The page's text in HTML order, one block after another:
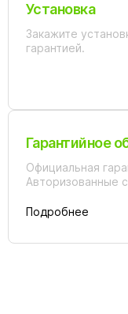
Установка
Закажите
гарантией.
Гарантийное
Официальная
Авторизованные
Подробнее